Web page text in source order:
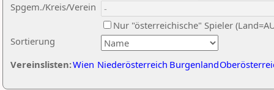
Sortierung
Spgem./Kreis/Verein
Nur "österreichische" Spieler
Vereinslisten:Wien Niederösterreich Burgenland